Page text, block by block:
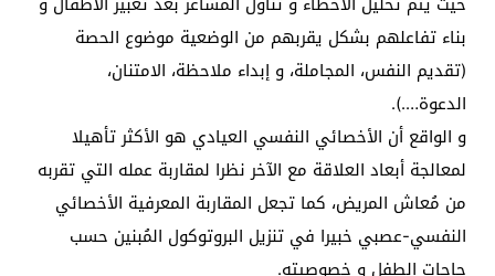
بناء تفاعلهم بشكل يقربهم من الوضعية موضوع الحصة
(تقديم النفس، المجاملة، و إبداء ملاحظة، الامتنان،
الدعوة….).
و الواقع أن الأخصائي النفسي العيادي هو الأكثر تأهيلا
لمعالجة أبعاد العلاقة مع الآخر نظرا لمقاربة عمله التي تقربه
من مُعاش المريض، كما تجعل المقاربة المعرفية الأخصائي
النفسي-عصبي خبيرا في تنزيل البروتوكول المُبنين حسب
حاجات الطفل و خصوصيته.